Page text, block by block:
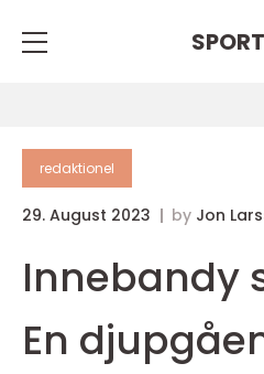
redaktionel
29. August 2023 by Jon
Innebandy
En